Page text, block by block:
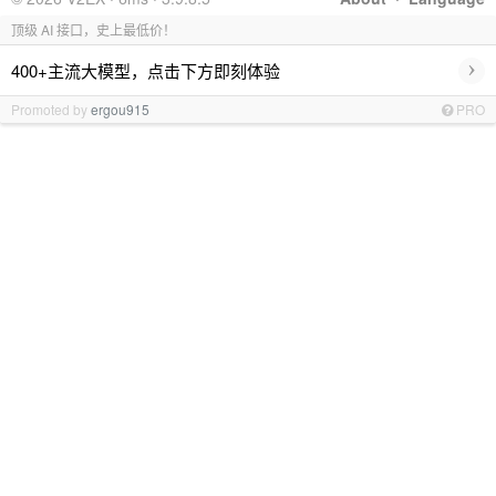
顶级 AI 接口，史上最低价！
400+主流大模型，点击下方即刻体验 ›
Promoted byergou915 PRO